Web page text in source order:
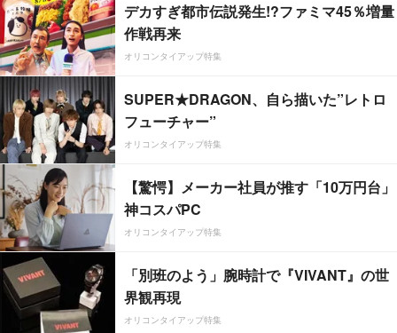
デカすぎ都市伝説発生!?ファミマ45％増量
作戦再来
オリコンタイアップ特集
SUPER★DRAGON、自ら描いた”レトロ
フューチャー”
オリコンタイアップ特集
【驚愕】メーカー社員が推す「10万円台」
神コスパPC
オリコンタイアップ特集
「別班のよう」腕時計で『VIVANT』の世
界観再現
オリコンタイアップ特集